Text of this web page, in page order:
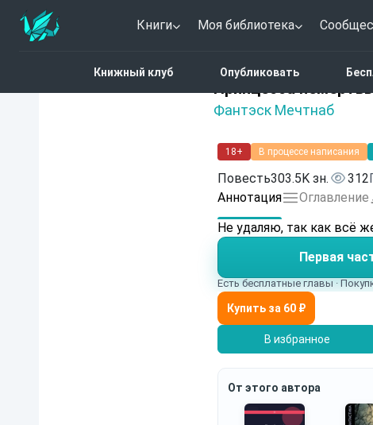
Книги Моя библиотека
Книжный клуб Опубликовать
Принцесса
Фантэск Мечтнаб
Нет оценок
18+ В процессе написания
Повесть303.5K зн. 312
Аннотация
Оглавление
Не удаляю, так как всё
Первая
Есть бесплатные главы ·
В избранное
От этого автора